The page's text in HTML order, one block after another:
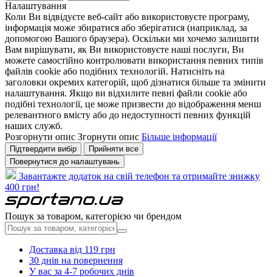
Налаштування
Коли Ви відвідуєте веб-сайт або використовуєте програму,
інформація може збиратися або зберігатися (наприклад, за
допомогою Вашого браузера). Оскільки ми хочемо залишити
Вам вирішувати, як Ви використовуєте наші послуги, Ви
можете самостійно контролювати використання певних типів
файлів cookie або подібних технологій. Натисніть на
заголовки окремих категорій, щоб дізнатися більше та змінити
налаштування. Якщо ви відхилите певні файли cookie або
подібні технології, це може призвести до відображення менш
релевантного вмісту або до недоступності певних функцій
наших служб.
Розгорнути опис Згорнути опис Більше інформації
Підтвердити вибір
Прийняти все
Повернутися до налаштувань
Завантажте додаток на свій телефон та отримайте знижку
400 грн!
Пошук за товаром, категорією чи брендом
Доставка від 119 грн
30 днів на повернення
У вас за 4-7 робочих днів